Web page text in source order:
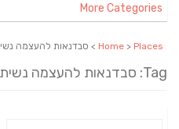
More Categories
Home > Places > סבדנאות להעצמה
Tag: סבדנאות להעצמה נשית